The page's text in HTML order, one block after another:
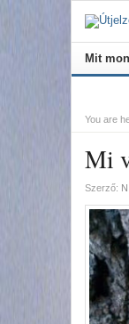
Mit
You are
Mi
Szerző: